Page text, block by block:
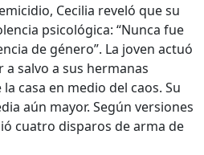
Cecilia reveló que su
psicológica: “Nunca fue
de género”. La joven actuó
salvo a sus hermanas
casa en medio del caos. Su
aún mayor. Según versiones
cuatro disparos de arma de